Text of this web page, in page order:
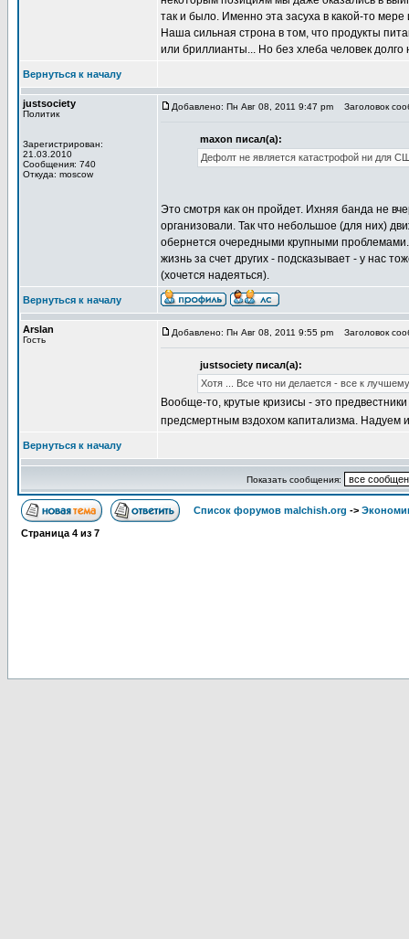
так и было. Именно эта засуха в какой-то
Наша сильная строна в том, что продукты
или бриллианты... Но без хлеба человек долго
Вернуться к началу
justsociety
Политик
Зарегистрирован:
21.03.2010
Сообщения: 740
Откуда: moscow
Добавлено: Пн Авг 08, 2011 9:47 pm Заголовок
maxon писал(а):
Дефолт не является катастрофой ни для
Это смотря как он пройдет. Ихняя банда не
организовали. Так что небольшое (для них)
обернется очередными крупными
жизнь за счет других - подсказывает - у нас
(хочется надеяться).
Вернуться к началу
Arslan
Гость
Добавлено: Пн Авг 08, 2011 9:55 pm Заголовок
justsociety писал(а):
Хотя ... Все что ни делается - все к
Вообще-то, крутые кризисы - это
предсмертным вздохом капитализма. Надуем
Вернуться к началу
Показать сообщения:
Список форумов malchish.org ->
Страница 4 из 7